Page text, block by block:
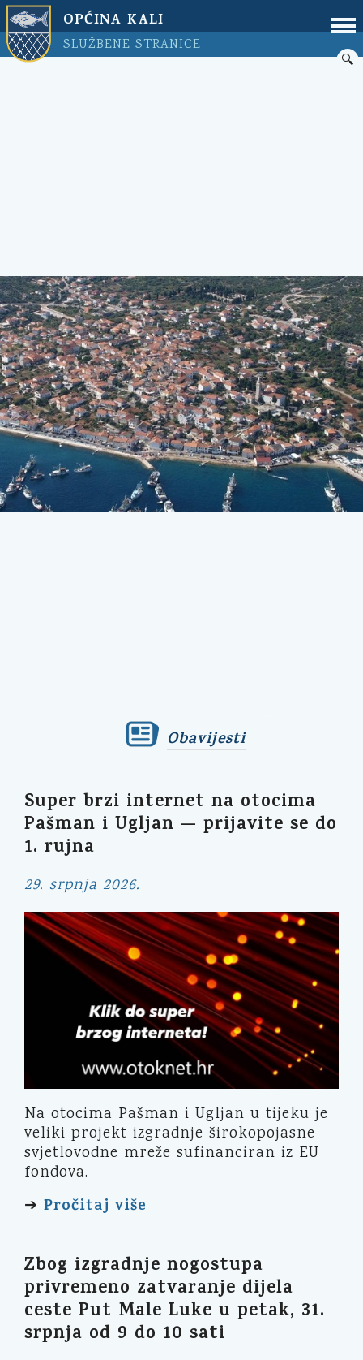
OPĆINA KALI
SLUŽBENE STRANICE
🔍
Obavijesti
Super brzi internet na otocima
Pašman i Ugljan — prijavite se do
1. rujna
29. srpnja 2026.
Na otocima Pašman i Ugljan u tijeku je
veliki projekt izgradnje širokopojasne
svjetlovodne mreže sufinanciran iz EU
fondova.
➔ Pročitaj više
Zbog izgradnje nogostupa
privremeno zatvaranje dijela
ceste Put Male Luke u petak, 31.
srpnja od 9 do 10 sati